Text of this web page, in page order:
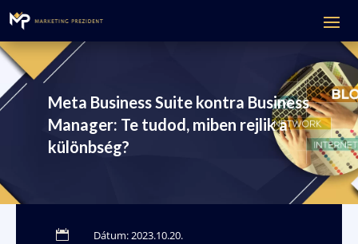
Meta Business Suite kontra Business
Manager: Te tudod, miben rejlik a
különbség?
 Dátum: 2023.10.20.